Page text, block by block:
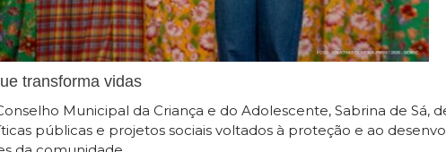
transforma vidas
Municipal da Criança e do Adolescente, Sabrina de Sá,
públicas e projetos sociais voltados à proteção e ao